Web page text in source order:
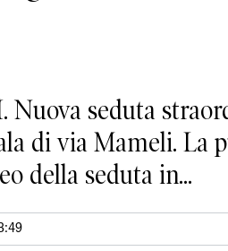
Nuova seduta
di via Mameli. La
della seduta in...